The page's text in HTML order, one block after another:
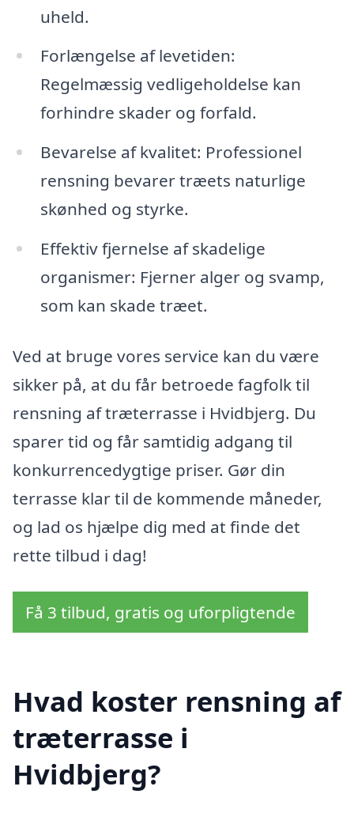
uheld.
Forlængelse af levetiden:
Regelmæssig vedligeholdelse kan
forhindre skader og forfald.
Bevarelse af kvalitet: Professionel
rensning bevarer træets naturlige
skønhed og styrke.
Effektiv fjernelse af skadelige
organismer: Fjerner alger og svamp,
som kan skade træet.
Ved at bruge vores service kan du være
sikker på, at du får betroede fagfolk til
rensning af træterrasse i Hvidbjerg. Du
sparer tid og får samtidig adgang til
konkurrencedygtige priser. Gør din
terrasse klar til de kommende måneder,
og lad os hjælpe dig med at finde det
rette tilbud i dag!
Få 3 tilbud, gratis og uforpligtende
Hvad koster rensning af
træterrasse i
Hvidbjerg?